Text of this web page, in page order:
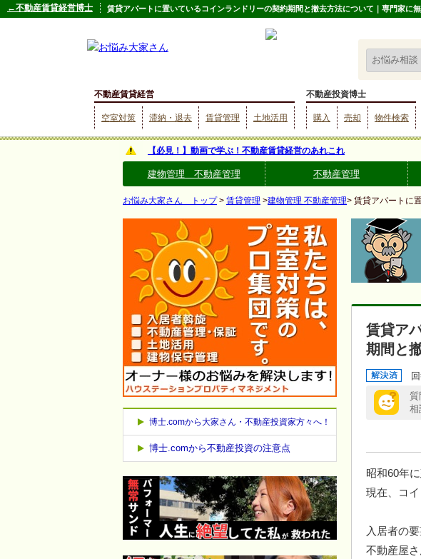
賃貸アパートに置いているコインランドリーの契約期間と撤去方法について｜専門家に
不動産賃貸経営
空室対策 滞納・退去 賃貸管理 土地活用
不動産投資博士
購入 売却 物件検索
←不動産賃貸経営博士
【必見！】動画で学ぶ！不動産賃貸経営のあれこれ
建物管理 不動産管理 不動産管理
お悩み大家さん トップ> 賃貸管理 >建物管理 不動産管理> 賃貸アパートに
賃貸ア
期間と
回
質
相
昭和60年
現在、コ
入居者の
不動産屋
博士.comから大家さん・不動産投資家方々へ！
博士.comから不動産投資の注意点